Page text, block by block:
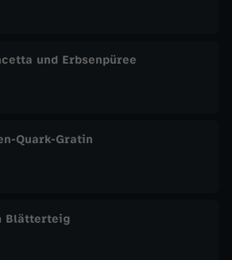
und Erbsenpüree
Quark-Gratin
Blätterteig